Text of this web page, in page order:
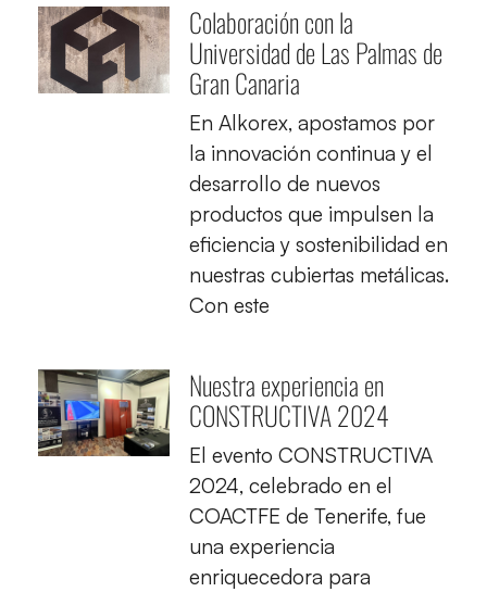
Colaboración con la
Universidad de Las Palmas de
Gran Canaria
En Alkorex, apostamos por
la innovación continua y el
desarrollo de nuevos
productos que impulsen la
eficiencia y sostenibilidad en
nuestras cubiertas metálicas.
Con este
Nuestra experiencia en
CONSTRUCTIVA 2024
El evento CONSTRUCTIVA
2024, celebrado en el
COACTFE de Tenerife, fue
una experiencia
enriquecedora para